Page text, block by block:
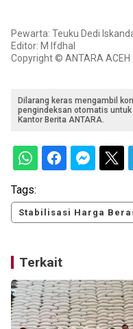
Pewarta: Teuku Dedi
Editor: M Ifdhal
Copyright © ANTARA ACEH
Dilarang keras mengambil
pengindeksan otomatis
Kantor Berita ANTARA.
Tags:
Stabilisasi Harga
Terkait